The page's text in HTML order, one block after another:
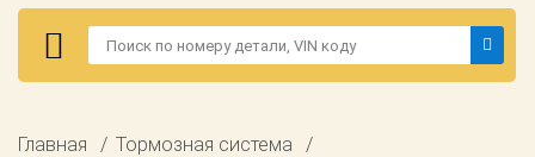
запросу
Главная
Тормозная система